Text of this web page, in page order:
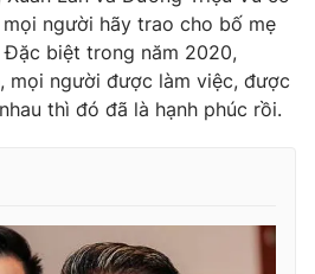
in và báo điện tử số 483/GP-BTTTT
người hãy trao cho bố mẹ
biệt trong năm 2020,
mọi người được làm việc, được
thì đó đã là hạnh phúc rồi.